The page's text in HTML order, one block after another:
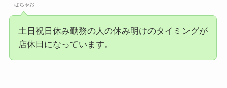
はちゃお
土日祝日休み勤務の人の休み明けのタイミングが
店休日になっています。